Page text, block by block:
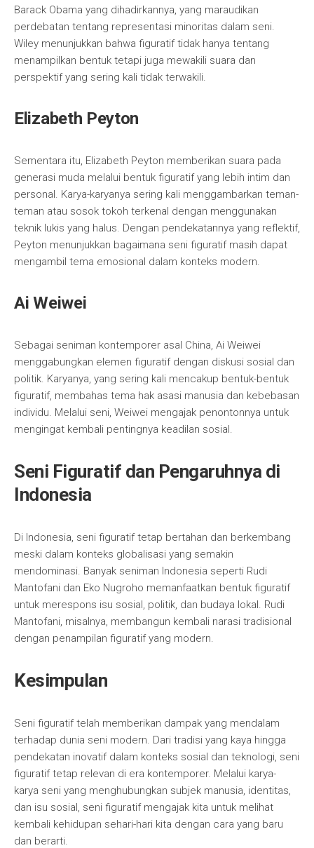
Barack Obama yang dihadirkannya, yang maraudikan
perdebatan tentang representasi minoritas dalam seni.
Wiley menunjukkan bahwa figuratif tidak hanya tentang
menampilkan bentuk tetapi juga mewakili suara dan
perspektif yang sering kali tidak terwakili.
Elizabeth Peyton
Sementara itu, Elizabeth Peyton memberikan suara pada
generasi muda melalui bentuk figuratif yang lebih intim dan
personal. Karya-karyanya sering kali menggambarkan teman-
teman atau sosok tokoh terkenal dengan menggunakan
teknik lukis yang halus. Dengan pendekatannya yang reflektif,
Peyton menunjukkan bagaimana seni figuratif masih dapat
mengambil tema emosional dalam konteks modern.
Ai Weiwei
Sebagai seniman kontemporer asal China, Ai Weiwei
menggabungkan elemen figuratif dengan diskusi sosial dan
politik. Karyanya, yang sering kali mencakup bentuk-bentuk
figuratif, membahas tema hak asasi manusia dan kebebasan
individu. Melalui seni, Weiwei mengajak penontonnya untuk
mengingat kembali pentingnya keadilan sosial.
Seni Figuratif dan Pengaruhnya di
Indonesia
Di Indonesia, seni figuratif tetap bertahan dan berkembang
meski dalam konteks globalisasi yang semakin
mendominasi. Banyak seniman Indonesia seperti Rudi
Mantofani dan Eko Nugroho memanfaatkan bentuk figuratif
untuk merespons isu sosial, politik, dan budaya lokal. Rudi
Mantofani, misalnya, membangun kembali narasi tradisional
dengan penampilan figuratif yang modern.
Kesimpulan
Seni figuratif telah memberikan dampak yang mendalam
terhadap dunia seni modern. Dari tradisi yang kaya hingga
pendekatan inovatif dalam konteks sosial dan teknologi, seni
figuratif tetap relevan di era kontemporer. Melalui karya-
karya seni yang menghubungkan subjek manusia, identitas,
dan isu sosial, seni figuratif mengajak kita untuk melihat
kembali kehidupan sehari-hari kita dengan cara yang baru
dan berarti.